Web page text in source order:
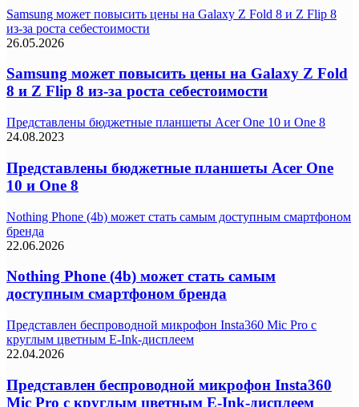
Samsung может повысить цены на Galaxy Z Fold 8 и Z Flip 8
из-за роста себестоимости
26.05.2026
Samsung может повысить цены на Galaxy Z Fold
8 и Z Flip 8 из-за роста себестоимости
Представлены бюджетные планшеты Acer One 10 и One 8
24.08.2023
Представлены бюджетные планшеты Acer One
10 и One 8
Nothing Phone (4b) может стать самым доступным смартфоном
бренда
22.06.2026
Nothing Phone (4b) может стать самым
доступным смартфоном бренда
Представлен беспроводной микрофон Insta360 Mic Pro с
круглым цветным E-Ink-дисплеем
22.04.2026
Представлен беспроводной микрофон Insta360
Mic Pro с круглым цветным E-Ink-дисплеем